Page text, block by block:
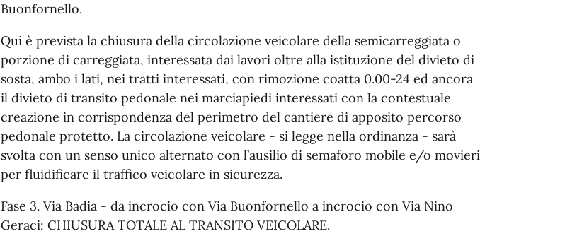
Buonfornello.
Qui è prevista la chiusura della circolazione veicolare della semicarreggiata o
porzione di carreggiata, interessata dai lavori oltre alla istituzione del divieto di
sosta, ambo i lati, nei tratti interessati, con rimozione coatta 0.00-24 ed ancora
il divieto di transito pedonale nei marciapiedi interessati con la contestuale
creazione in corrispondenza del perimetro del cantiere di apposito percorso
pedonale protetto. La circolazione veicolare - si legge nella ordinanza - sarà
svolta con un senso unico alternato con l’ausilio di semaforo mobile e/o movieri
per fluidificare il traffico veicolare in sicurezza.
Fase 3. Via Badia - da incrocio con Via Buonfornello a incrocio con Via Nino
Geraci: CHIUSURA TOTALE AL TRANSITO VEICOLARE.